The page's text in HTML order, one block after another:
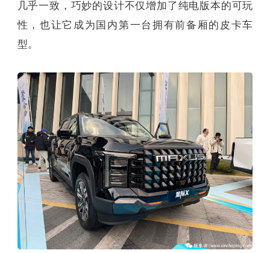
几乎一致，巧妙的设计不仅增加了纯电版本的可玩
性，也让它成为国内第一台拥有前备厢的皮卡车
型。